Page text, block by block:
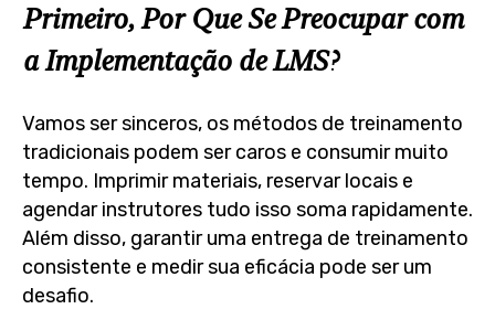
Primeiro, Por Que Se Preocupar com
a Implementação de LMS?
Vamos ser sinceros, os métodos de treinamento
tradicionais podem ser caros e consumir muito
tempo. Imprimir materiais, reservar locais e
agendar instrutores tudo isso soma rapidamente.
Além disso, garantir uma entrega de treinamento
consistente e medir sua eficácia pode ser um
desafio.